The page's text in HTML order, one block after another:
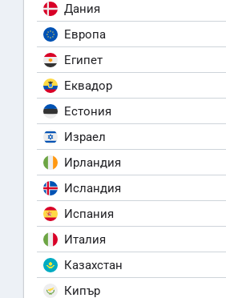
Дания
Европа
Египет
Еквадор
Естония
Израел
Ирландия
Исландия
Испания
Италия
Казахстан
Кипър